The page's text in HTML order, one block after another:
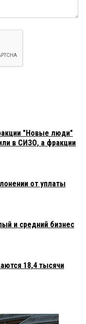
"Новые люди"
в СИЗО, а фракции
от уплаты
и средний бизнес
18,4 тысячи